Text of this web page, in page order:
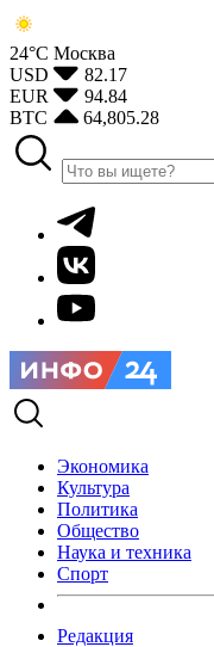
24°С Москва
USD
82.17
EUR
94.84
BTC
64,805.28
Экономика
Культура
Политика
Общество
Наука и техника
Спорт
Редакция